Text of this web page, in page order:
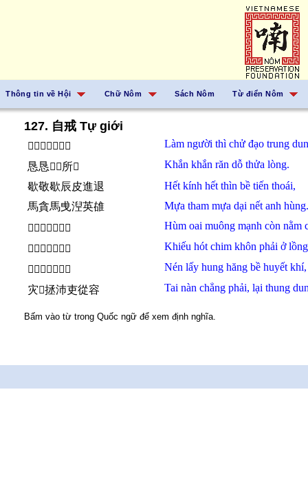
Thông tin về Hội Chữ Nôm Sách Nôm Từ điển Nôm
127. 自戒 Tự giới
𫜵𠊚𪰛渚道中庸 Làm người thì chử đạo trung
恳恳𡂰𠴗所𢚸
Khắn khắn răn dỗ thửa lòng.
歇敬歇辰皮進退
Hết kính hết thìn bề tiến thoái,
馬貪馬曵湼英䧺
Mựa tham mựa dại nết anh hùng.
𤞻威獴孟群𦣰櫃
Hùm oai muông mạnh còn nằm
𫛕唿𪀄坤沛於篭
Khiếu hót chim khôn phải ở
𱴸𥙩凶興皮血氣
Nén lấy hung hăng bề huyết khí,
灾𮥷拯沛吏從容
Tai nàn chẳng phải, lại thung
Bấm vào từ trong Quốc ngữ để xem định nghĩa.